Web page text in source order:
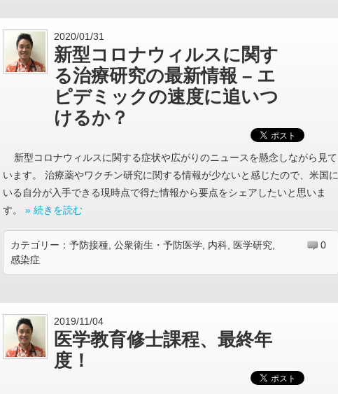
2020/01/31
新型コロナウィルスに関す
る治療研究の最新情報 – エ
ピデミックの速度に追いつ
けるか？
新型コロナウィルスに関する症状や広がりのニュースを懸念しながら見て
います。 治療薬やワクチン研究に関する情報が少ないと感じたので、米国に
いる自分が入手できる現時点で得た情報から要点をシェアしたいと思いま
す。 » 続きを読む
カテゴリー： 予防接種 公衆衛生・予防医学 内科 医学研究
感染症
0
2019/11/04
医学教育修士課程、最終年
度！